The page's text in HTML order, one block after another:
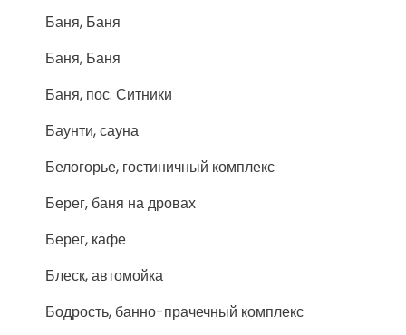
Баня, Баня
Баня, Баня
Баня, пос. Ситники
Баунти, сауна
Белогорье, гостиничный комплекс
Берег, баня на дровах
Берег, кафе
Блеск, автомойка
Бодрость, банно-прачечный комплекс